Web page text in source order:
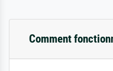
Comment